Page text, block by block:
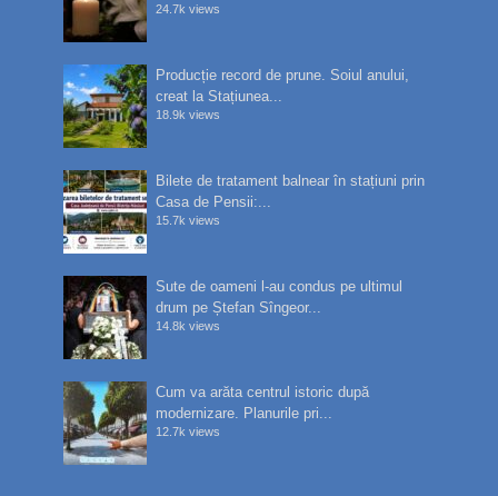
24.7k views
Producție record de prune. Soiul anului,
creat la Stațiunea...
18.9k views
Bilete de tratament balnear în stațiuni prin
Casa de Pensii:...
15.7k views
Sute de oameni l-au condus pe ultimul
drum pe Ștefan Sîngeor...
14.8k views
Cum va arăta centrul istoric după
modernizare. Planurile pri...
12.7k views